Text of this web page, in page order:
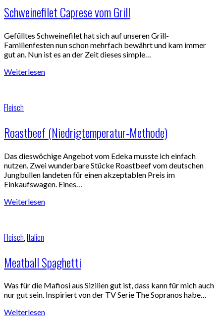
Schweinefilet Caprese vom Grill
Gefülltes Schweinefilet hat sich auf unseren Grill-
Familienfesten nun schon mehrfach bewährt und kam immer
gut an. Nun ist es an der Zeit dieses simple…
Weiterlesen
Fleisch
Roastbeef (Niedrigtemperatur-Methode)
Das dieswöchige Angebot vom Edeka musste ich einfach
nutzen. Zwei wunderbare Stücke Roastbeef vom deutschen
Jungbullen landeten für einen akzeptablen Preis im
Einkaufswagen. Eines…
Weiterlesen
Fleisch,Italien
Meatball Spaghetti
Was für die Mafiosi aus Sizilien gut ist, dass kann für mich auch
nur gut sein. Inspiriert von der TV Serie The Sopranos habe…
Weiterlesen